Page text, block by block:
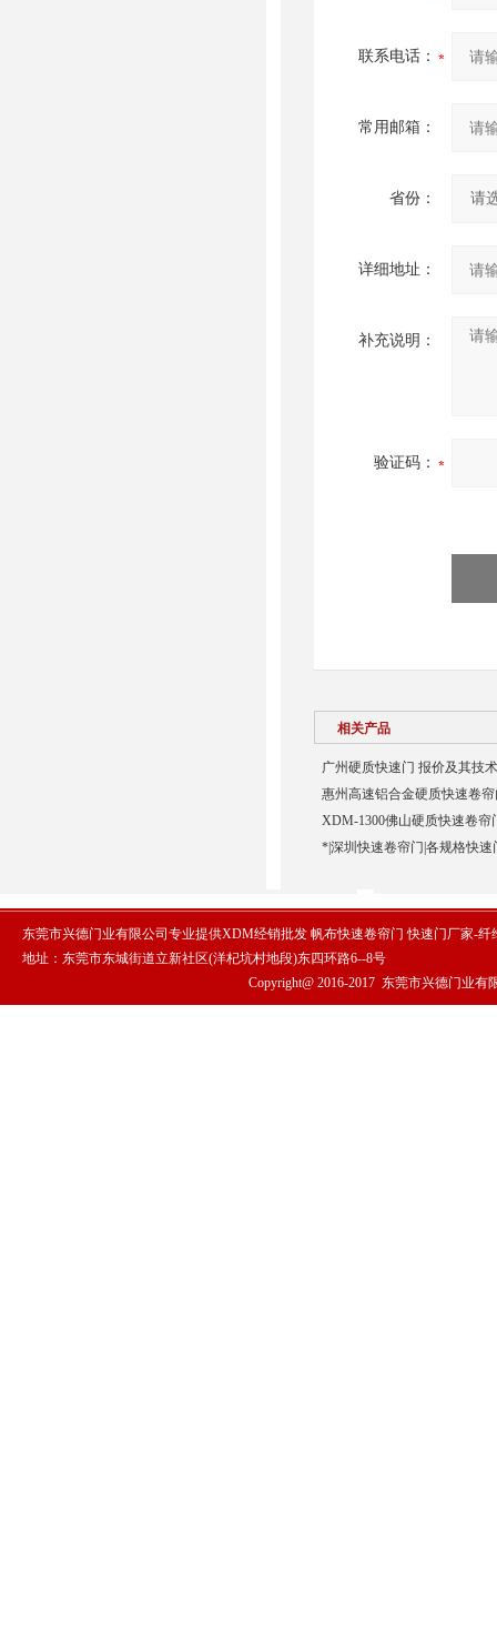
联系电话：
常用邮箱：
省份：
详细地址：
补充说明：
验证码：
相关产品
广州硬质快速门 报价及其技
惠州高速铝合金硬质快速卷
XDM-1300佛山硬质快速卷帘
*|深圳快速卷帘门|各规格快速
东莞市兴德门业有限公司专业提供XDM经销批发 帆布快速卷帘门 快速门厂家-
地址：东莞市东城街道立新社区(洋杞坑村地段)东四环路6--8号
Copyright@ 2016-2017 东莞市兴德门业有